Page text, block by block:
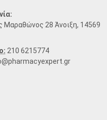
28 Άνοιξη, 14569
210 6215774